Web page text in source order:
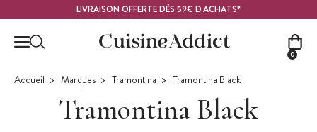
LIVRAISON OFFERTE DÈS 59€ D'ACHATS*
0
Accueil Marques Tramontina Tramontina Black
Tramontina Black